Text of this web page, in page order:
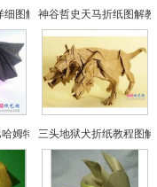
细图解-高级教程
神谷哲史天马折纸图解教
姆特折纸教程
三头地狱犬折纸教程图解